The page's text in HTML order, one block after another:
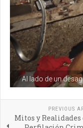
Al lado de un
PREVIOUS
Mitos y Realidades